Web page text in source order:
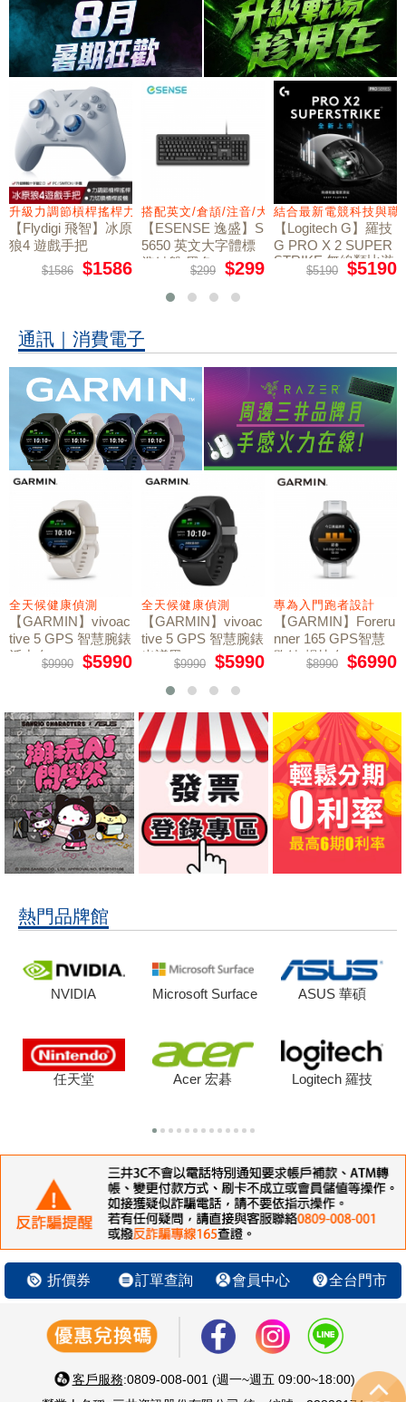
墊
升級力調節槓桿搖桿力切換扳機
【Flydigi 飛智】冰原
狼4 遊戲手把
$1586 $1586
搭配英文/倉頡/注音/大易
【ESENSE 逸盛】S
5650 英文大字體標
準鍵盤 黑色
$299 $299
結合最新電競科技與
【Logitech G】羅技
G PRO X 2 SUPER
STRIKE 無線類比遊
戲滑鼠$5190 $5190
通訊｜消費電子
全天候健康偵測
【GARMIN】vivoac
tive 5 GPS 智慧腕錶
活力白
$9990 $5990
全天候健康偵測
【GARMIN】vivoac
tive 5 GPS 智慧腕錶
光譜黑
$9990 $5990
專為入門跑者設計
【GARMIN】Foreru
nner 165 GPS智慧
跑錶 暢快白
$8990 $6990
熱門品牌館
NVIDIA Microsoft Surface ASUS 華碩
任天堂 Acer 宏碁 Logitech 羅技
折價券 訂單查詢 會員中心 全台門市
客戶服務:0809-008-001 (週一~週五 09:00~18:00)